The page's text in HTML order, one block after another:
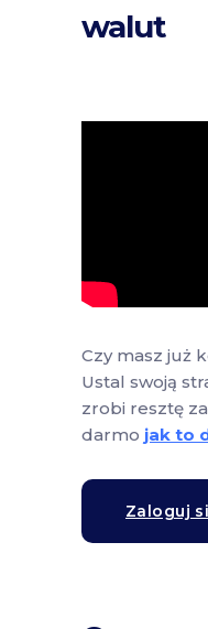
walut
Czy masz już
Ustal swoją
zrobi resztę
darmo jak to
Zaloguj